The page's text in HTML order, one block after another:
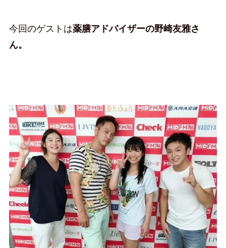
今回のゲストは薬膳アドバイザーの野崎友雅さ
ん。